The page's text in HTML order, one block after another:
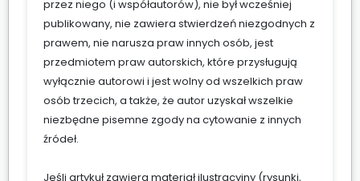
przez niego (i współautorów), nie był wcześniej
publikowany, nie zawiera stwierdzeń niezgodnych z
prawem, nie narusza praw innych osób, jest
przedmiotem praw autorskich, które przysługują
wyłącznie autorowi i jest wolny od wszelkich praw
osób trzecich, a także, że autor uzyskał wszelkie
niezbędne pisemne zgody na cytowanie z innych
źródeł.
Jeśli artykuł zawiera materiał ilustracyjny (rysunki,